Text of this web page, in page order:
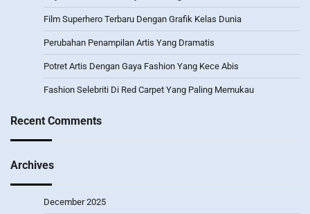
Film Superhero Terbaru Dengan Grafik Kelas Dunia
Perubahan Penampilan Artis Yang Dramatis
Potret Artis Dengan Gaya Fashion Yang Kece Abis
Fashion Selebriti Di Red Carpet Yang Paling Memukau
Recent Comments
Archives
December 2025